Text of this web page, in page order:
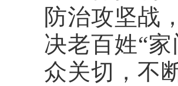
防治攻坚战
决老百姓“
众关切，不